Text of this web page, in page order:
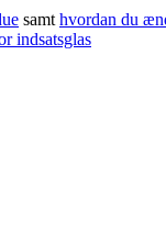
samt hvordan du
indsatsglas